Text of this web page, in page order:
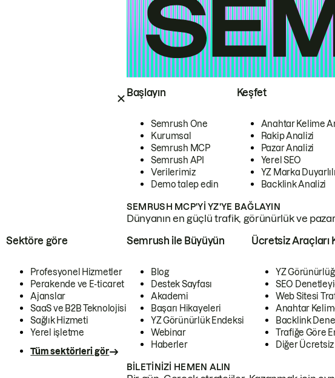
Başlayın
Semrush One
Kurumsal
Semrush MCP
Semrush API
Verilerimiz
Demo talep edin
Keşfet
Anahtar Kelime
Rakip Analizi
Pazar Analizi
Yerel SEO
YZ Marka
Backlink Analizi
SEMRUSH MCP'YI YZ'YE BAĞLAYIN
Dünyanın en güçlü trafik, görünürlük ve
Sektöre göre
Profesyonel Hizmetler
Perakende ve E-ticaret
Ajanslar
SaaS ve B2B Teknolojisi
Sağlık Hizmeti
Yerel işletme
Tüm sektörleri gör
Semrush ile Büyüyün
Blog
Destek Sayfası
Akademi
Başarı Hikayeleri
YZ Görünürlük Endeksi
Webinar
Haberler
Ücretsiz Araçları
YZ
SEO
Web Sitesi
Anahtar
Backlink
Trafiğe Göre
Diğer
BILETINIZI HEMEN ALIN